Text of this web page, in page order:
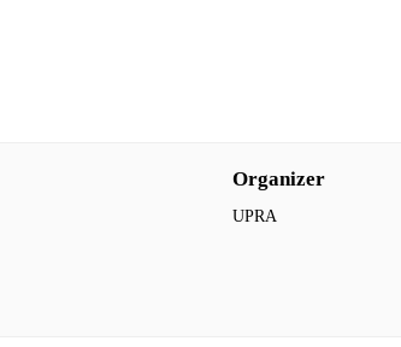
Organizer
UPRA